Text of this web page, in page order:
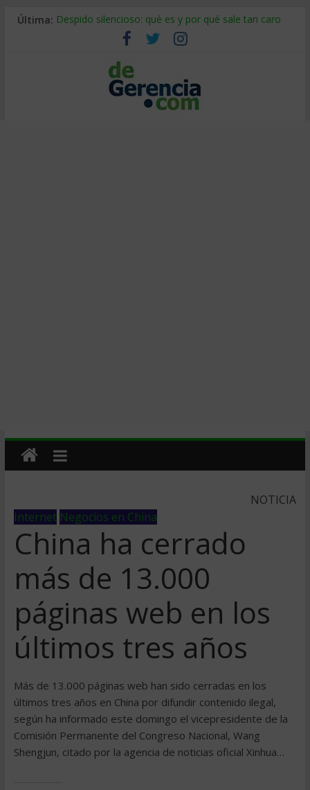
Última: Despido silencioso: qué es y por qué sale tan caro
La economía de Venezuela después del terremoto
Los 8 pasos de Kotter: liderar el cambio sin fracasar
Gestión de proyectos con IA: qué cambia en el oficio
IA y creatividad: cómo evitar que todos piensen igual
NOTICIA
Internet Negocios en China
China ha cerrado
más de 13.000
páginas web en los
últimos tres años
Más de 13.000 páginas web han sido cerradas en los
últimos tres años en China por difundir contenido ilegal,
según ha informado este domingo el vicepresidente de la
Comisión Permanente del Congreso Nacional, Wang
Shengjun, citado por la agencia de noticias oficial Xinhua…